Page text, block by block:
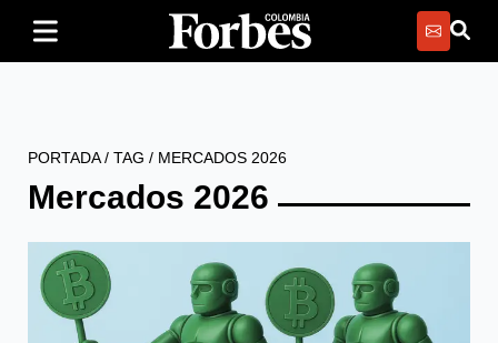
PORTADA/ TAG / MERCADOS 2026
Mercados 2026